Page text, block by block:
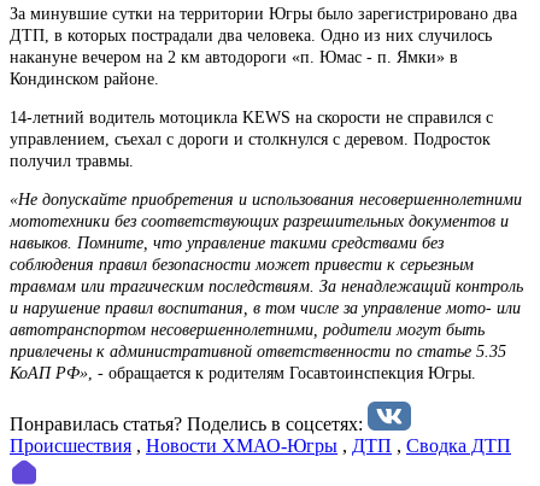
За минувшие сутки на территории Югры было зарегистрировано два
ДТП, в которых пострадали два человека. Одно из них случилось
накануне вечером на 2 км автодороги «п. Юмас - п. Ямки» в
Кондинском районе.
14-летний водитель мотоцикла KEWS на скорости не справился с
управлением, съехал с дороги и столкнулся с деревом. Подросток
получил травмы.
«Не допускайте приобретения и использования несовершеннолетними
мототехники без соответствующих разрешительных документов и
навыков. Помните, что управление такими средствами без
соблюдения правил безопасности может привести к серьезным
травмам или трагическим последствиям. За ненадлежащий контроль
и нарушение правил воспитания, в том числе за управление мото- или
автотранспортом несовершеннолетними, родители могут быть
привлечены к административной ответственности по статье 5.35
КоАП РФ» , - обращается к родителям Госавтоинспекция Югры.
Понравилась статья? Поделиcь в соцсетях:
Происшествия , Новости ХМАО-Югры , ДТП , Сводка ДТП